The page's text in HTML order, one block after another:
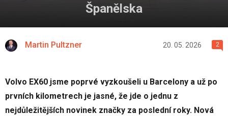
Španělska
Martin Pultzner 20. 05. 2026 2
Volvo EX60 jsme poprvé vyzkoušeli u Barcelony a už po
prvních kilometrech je jasné, že jde o jednu z
nejdůležitějších novinek značky za poslední roky. Nová